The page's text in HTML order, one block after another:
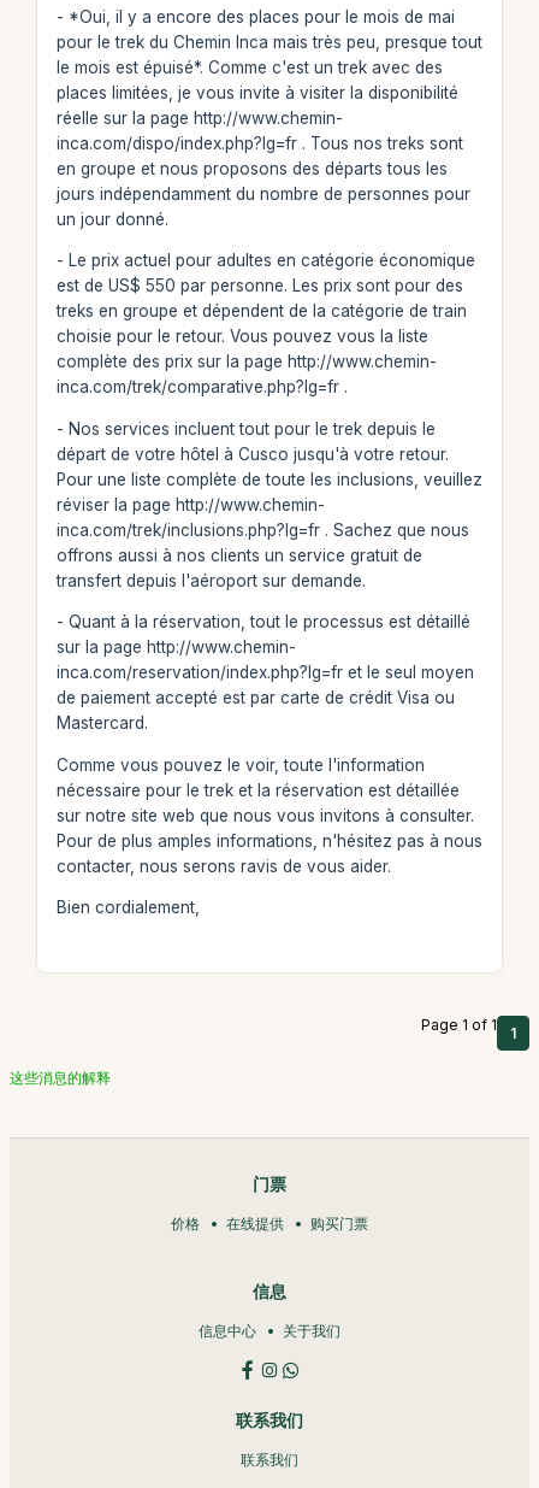
- *Oui, il y a encore des places pour le mois de mai
pour le trek du Chemin Inca mais très peu, presque tout
le mois est épuisé*. Comme c'est un trek avec des
places limitées, je vous invite à visiter la disponibilité
réelle sur la page http://www.chemin-
inca.com/dispo/index.php?lg=fr . Tous nos treks sont
en groupe et nous proposons des départs tous les
jours indépendamment du nombre de personnes pour
un jour donné.
- Le prix actuel pour adultes en catégorie économique
est de US$ 550 par personne. Les prix sont pour des
treks en groupe et dépendent de la catégorie de train
choisie pour le retour. Vous pouvez vous la liste
complète des prix sur la page http://www.chemin-
inca.com/trek/comparative.php?lg=fr .
- Nos services incluent tout pour le trek depuis le
départ de votre hôtel à Cusco jusqu'à votre retour.
Pour une liste complète de toute les inclusions, veuillez
réviser la page http://www.chemin-
inca.com/trek/inclusions.php?lg=fr . Sachez que nous
offrons aussi à nos clients un service gratuit de
transfert depuis l'aéroport sur demande.
- Quant à la réservation, tout le processus est détaillé
sur la page http://www.chemin-
inca.com/reservation/index.php?lg=fr et le seul moyen
de paiement accepté est par carte de crédit Visa ou
Mastercard.
Comme vous pouvez le voir, toute l'information
nécessaire pour le trek et la réservation est détaillée
sur notre site web que nous vous invitons à consulter.
Pour de plus amples informations, n'hésitez pas à nous
contacter, nous serons ravis de vous aider.
Bien cordialement,
Page 1 of 1 1
这些消息的解释
门票
价格 在线提供 购买门票
信息
信息中心 关于我们
联系我们
联系我们